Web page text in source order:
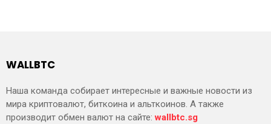
WALLBTC
Наша команда собирает интересные и важные новости из
мира криптовалют, биткоина и альткоинов. А также
производит обмен валют на сайте:wallbtc.sg